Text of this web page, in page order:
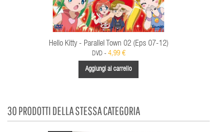
Hello Kitty - Parallel Town 02 (Eps 07-12)
DVD - 4,99 €
Aggiungi al carrello
30 PRODOTTI DELLA STESSA CATEGORIA